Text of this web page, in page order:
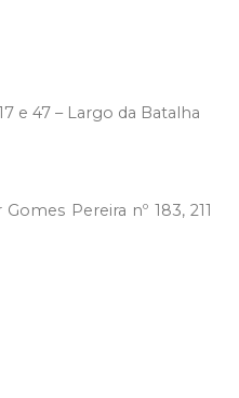
e 47 – Largo da Batalha
Pereira nº 183, 211